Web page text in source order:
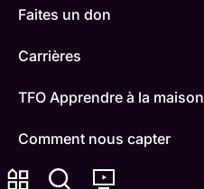
Faites un don
Carrières
TFO Apprendre à la maison
Comment nous capter
Contactez-nous